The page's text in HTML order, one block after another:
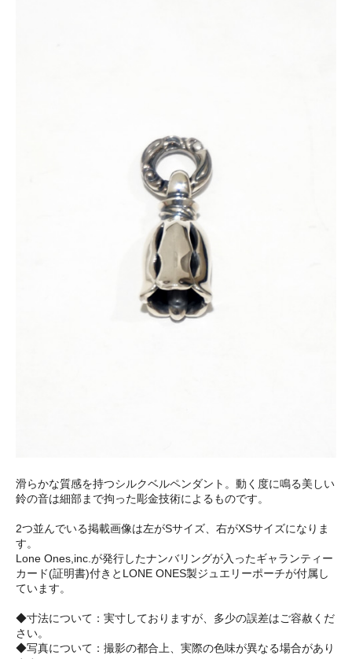
滑らかな質感を持つシルクベルペンダント。動く度に鳴る美しい
鈴の音は細部まで拘った彫金技術によるものです。
2つ並んでいる掲載画像は左がSサイズ、右がXSサイズになりま
す。
Lone Ones,inc.が発行したナンバリングが入ったギャランティー
カード(証明書)付きとLONE ONES製ジュエリーポーチが付属し
ています。
◆寸法について：実寸しておりますが、多少の誤差はご容赦くだ
さい。
◆写真について：撮影の都合上、実際の色味が異なる場合があり